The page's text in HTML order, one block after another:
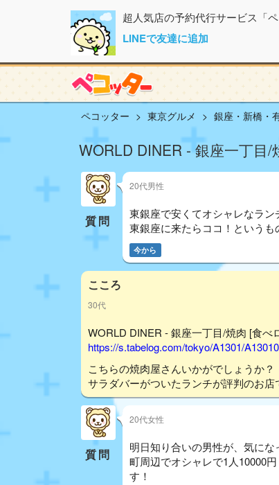
超人気店の予約代行サービス「ペ
LINEで友達に追加
ペコッター 東京グルメ 銀座・新橋・
WORLD DINER - 銀座一丁目
質問
20代男性
東銀座で安くてオシャレなラン
東銀座に来たらココ！というも
今から
こころ
30代
WORLD DINER - 銀座一丁目/焼肉 [食べ
https://s.tabelog.com/tokyo/A1301/
こちらの焼肉屋さんいかがでしょうか？
サラダバーがついたランチが評判のお店
質問
20代女性
明日知り合いの男性が、気に
町周辺でオシャレで1人10000
す！